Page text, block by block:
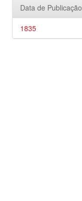
Data de Publicação
1835